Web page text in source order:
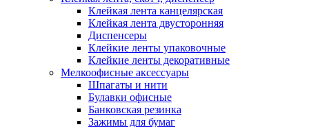
Клейкая лента канцелярская
Клейкая лента двусторонняя
Диспенсеры
Клейкие ленты упаковочные
Клейкие ленты декоративные
Мелкоофисные аксессуары
Шпагаты и нити
Булавки офисные
Банковская резинка
Зажимы для бумаг